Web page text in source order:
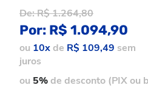
De:R$ 1.264,80
Por: R$ 1.094,90
ou 10xde R$ 109,49 sem
juros
ou 5%de desconto (PIX ou